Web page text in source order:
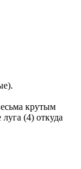
крутым
(4) откуда